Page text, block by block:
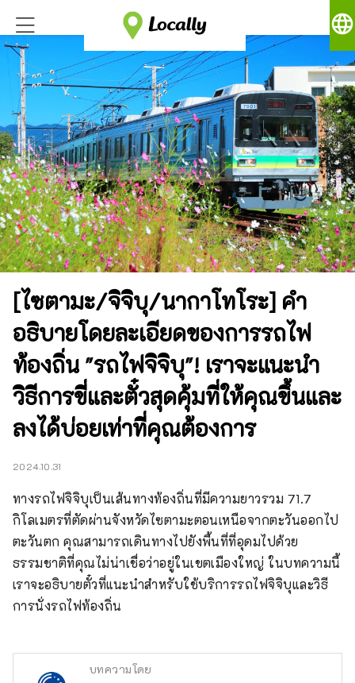
language
[ไซตามะ/จิจิบุ/นากาโทโระ] คำ
อธิบายโดยละเอียดของการรถไฟ
ท้องถิ่น "รถไฟจิจิบุ"! เราจะแนะนำ
วิธีการขี่และตั๋วสุดคุ้มที่ให้คุณขึ้นและ
ลงได้บ่อยเท่าที่คุณต้องการ
2024.10.31
ทางรถไฟจิจิบุเป็นเส้นทางท้องถิ่นที่มีความยาวรวม 71.7
กิโลเมตรที่ตัดผ่านจังหวัดไซตามะตอนเหนือจากตะวันออกไป
ตะวันตก คุณสามารถเดินทางไปยังพื้นที่ที่อุดมไปด้วย
ธรรมชาติที่คุณไม่น่าเชื่อว่าอยู่ในเขตเมืองใหญ่ ในบทความนี้
เราจะอธิบายตั๋วที่แนะนำสำหรับใช้บริการรถไฟจิจิบุและวิธี
การนั่งรถไฟท้องถิ่น
บทความโดย